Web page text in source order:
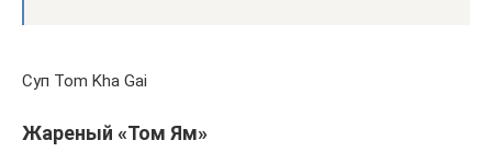
Суп Tom Kha Gai
Жареный «Том Ям»